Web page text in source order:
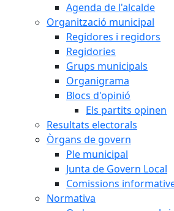
Agenda de l'alcalde
Organització municipal
Regidores i regidors
Regidories
Grups municipals
Organigrama
Blocs d'opinió
Els partits opinen
Resultats electorals
Òrgans de govern
Ple municipal
Junta de Govern Local
Comissions
Normativa